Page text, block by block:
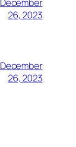
26, 2023
December
26, 2023